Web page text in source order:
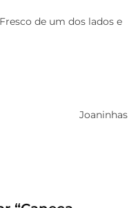
de um dos lados e
Joaninhas